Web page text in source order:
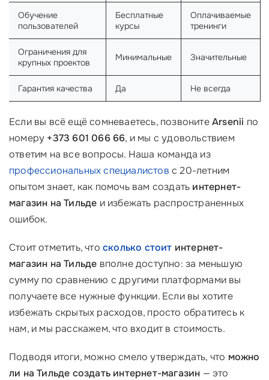
Обучение
пользователей
Бесплатные
курсы
Оплачиваемые
тренинги
Ограничения для
крупных проектов
Минимальные Значительные
Гарантия качества Да Не всегда
Если вы всё ещё сомневаетесь, позвонитеArsenii по
номеру +373 601 066 66, и мы с удовольствием
ответим на все вопросы. Наша команда из
профессиональных специалистов с 20-летним
опытом знает, как помочь вам создать интернет-
магазин на Тильде и избежать распространенных
ошибок.
Стоит отметить, что сколько стоит интернет-
магазин на Тильде вполне доступно: за меньшую
сумму по сравнению с другими платформами вы
получаете все нужные функции. Если вы хотите
избежать скрытых расходов, просто обратитесь к
нам, и мы расскажем, что входит в стоимость.
Подводя итоги, можно смело утверждать, что можно
ли на Тильде создать интернет-магазин — это